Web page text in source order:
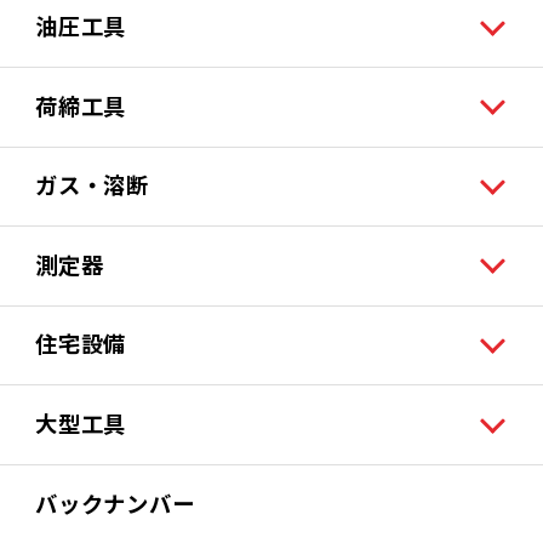
油圧工具
荷締工具
ガス・溶断
測定器
住宅設備
大型工具
バックナンバー